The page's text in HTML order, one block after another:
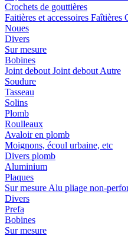
Crochets de gouttières
Faitières et accessoires Faîtières
Noues
Divers
Sur mesure
Bobines
Joint debout Joint debout Autre
Soudure
Tasseau
Solins
Plomb
Roulleaux
Avaloir en plomb
Moignons, écoul urbaine, etc
Divers plomb
Aluminium
Plaques
Sur mesure Alu pliage non-
Divers
Prefa
Bobines
Sur mesure